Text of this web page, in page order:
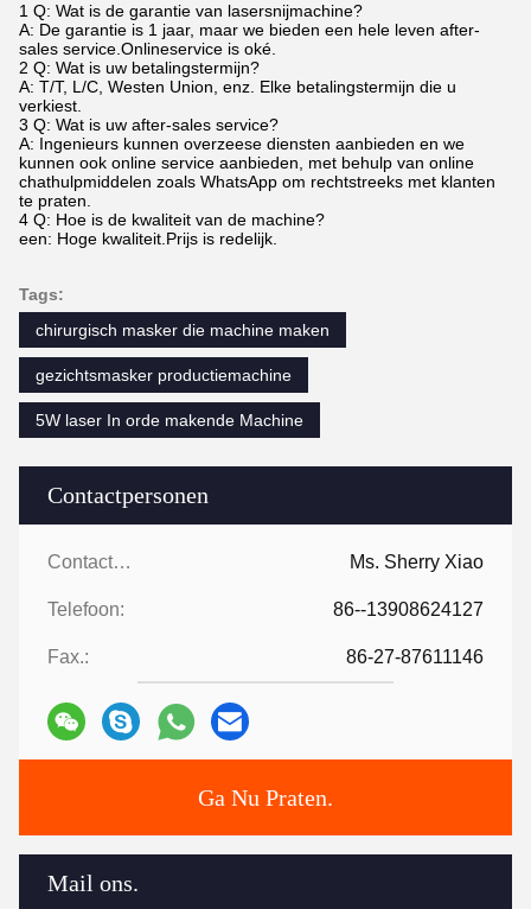
Contactpersonen
Contactpersonen: Ms. Sherry Xiao
Telefoon: 86--13908624127
Fax.: 86-27-87611146
Ga Nu Praten.
Mail ons.
1 Q: Wat is de garantie van lasersnijmachine?
A: De garantie is 1 jaar, maar we bieden een hele leven after-
sales service.Onlineservice is oké.
2 Q: Wat is uw betalingstermijn?
A: T/T, L/C, Westen Union, enz. Elke betalingstermijn die u
verkiest.
3 Q: Wat is uw after-sales service?
A: Ingenieurs kunnen overzeese diensten aanbieden en we
kunnen ook online service aanbieden, met behulp van online
chathulpmiddelen zoals WhatsApp om rechtstreeks met klanten
te praten.
4 Q: Hoe is de kwaliteit van de machine?
een: Hoge kwaliteit.Prijs is redelijk.
Tags:
chirurgisch masker die machine maken
gezichtsmasker productiemachine
5W laser In orde makende Machine